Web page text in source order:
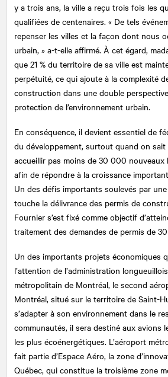
y a trois ans, la ville a reçu trois fois les
qualifiées de centenaires. « De tels
repenser les villes et la façon dont nous
urbain, » a-t-elle affirmé. À cet égard,
que 21 % du territoire de sa ville est
perpétuité, ce qui ajoute à la complexité
construction dans une double
protection de l’environnement urbain.
En conséquence, il devient essentiel de
du développement, surtout quand on
accueillir pas moins de 30 000 nouveaux
afin de répondre à la croissance
Un des défis importants soulevés par
touche la délivrance des permis de
Fournier s’est fixé comme objectif
traitement des demandes de permis de
Un des importants projets économiques
l’attention de l’administration
métropolitain de Montréal, le second
Montréal, situé sur le territoire de Saint-
s’adapter à son environnement dans le
communautés, il sera destiné aux avions
les plus écoénergétiques. L’aéroport
fait partie d’Espace Aéro, la zone
Québec, qui constitue la troisième zone